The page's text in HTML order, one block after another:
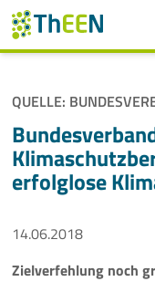
Navigation überspringen
ThEEN
Services
Aktivitäten
QUELLE:
erfolglose
14.06.2018
Zielverfehlung noch